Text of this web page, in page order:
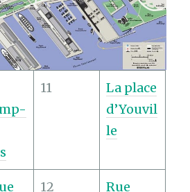
11
La place
d’Youvil
le
12
Rue